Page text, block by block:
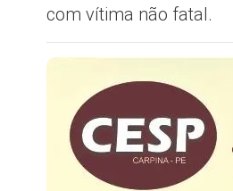
com vítima não fatal.